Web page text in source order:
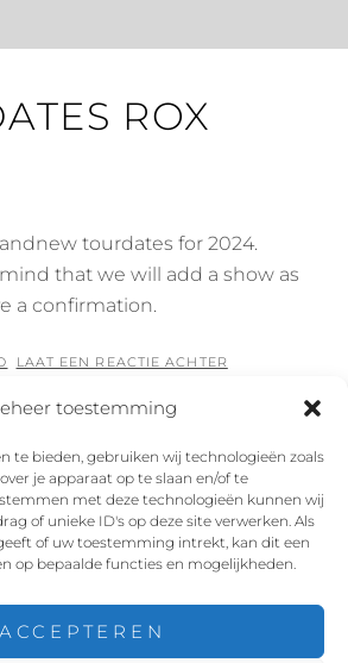
toestemming
te bieden, gebruiken wij technologieën zoals
je apparaat op te slaan en/of te
met deze technologieën kunnen wij
of unieke ID's op deze site verwerken. Als
of uw toestemming intrekt, kan dit een
op bepaalde functies en mogelijkheden.
ACCEPTEREN
ROX
tourdates for 2024.
that we will add a show as
a confirmation.
LAAT EEN REACTIE ACHTER